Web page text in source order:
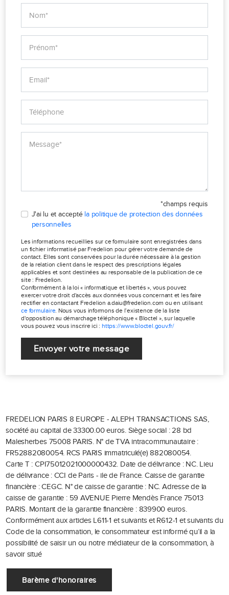
*champs requis
J'ai lu et accepté la politique de protection des données
personnelles
Les informations recueillies sur ce formulaire sont enregistrées dans
un fichier informatisé par Fredelion pour gérer votre demande de
contact. Elles sont conservées pour la durée nécessaire à la gestion
de la relation client dans le respect des prescriptions légales
applicables et sont destinées au responsable de la publication de ce
site : Fredelion.
Conformément à la loi « informatique et libertés », vous pouvez
exercer votre droit d'accès aux données vous concernant et les faire
rectifier en contactant Fredelion a.daiu@fredelion.com ou en utilisant
ce formulaire. Nous vous informons de l’existence de la liste
d'opposition au démarchage téléphonique « Bloctel », sur laquelle
vous pouvez vous inscrire ici : https://www.bloctel.gouv.fr/
Envoyer votre message
FREDELION PARIS 8 EUROPE - ALEPH TRANSACTIONS SAS,
société au capital de 33300.00 euros. Siège social : 28 bd
Malesherbes 75008 PARIS. N° de TVA intracommunautaire :
FR52882080054. RCS PARIS immatriculé(e) 882080054.
Carte T : CPI75012021000000432. Date de délivrance : NC. Lieu
de délivrance : CCI de Paris - ile de France. Caisse de garantie
financière : CEGC. N° de caisse de garantie : NC. Adresse de la
caisse de garantie : 59 AVENUE Pierre Mendès France 75013
PARIS. Montant de la garantie financière : 839900 euros.
Conformément aux articles L611-1 et suivants et R612-1 et suivants du
Code de la consommation, le consommateur est informé qu’il a la
possibilité de saisir un ou notre médiateur de la consommation, à
savoir situé
Barème d'honoraires